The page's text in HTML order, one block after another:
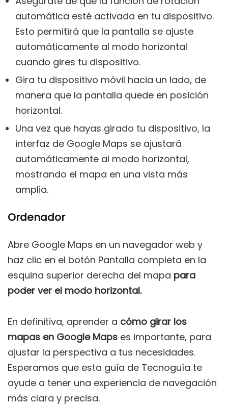
automática esté activada en tu dispositivo.
Esto permitirá que la pantalla se ajuste
automáticamente al modo horizontal
cuando gires tu dispositivo.
Gira tu dispositivo móvil hacia un lado, de
manera que la pantalla quede en posición
horizontal.
Una vez que hayas girado tu dispositivo, la
interfaz de Google Maps se ajustará
automáticamente al modo horizontal,
mostrando el mapa en una vista más
amplia.
Ordenador
Abre Google Maps en un navegador web y
haz clic en el botón Pantalla completa en la
esquina superior derecha del mapa para
poder ver el modo horizontal.
En definitiva, aprender a cómo girar los
mapas en Google Maps es importante, para
ajustar la perspectiva a tus necesidades.
Esperamos que esta guía de Tecnoguía te
ayude a tener una experiencia de navegación
más clara y precisa.